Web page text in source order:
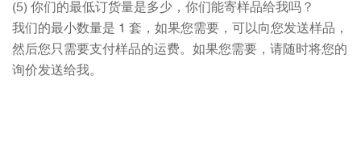
(5) 你们的最低订货量是多少，你们能寄样品给我吗？
我们的最小数量是 1 套，如果您需要，可以向您发送样品，
然后您只需要支付样品的运费。如果您需要，请随时将您的
询价发送给我。